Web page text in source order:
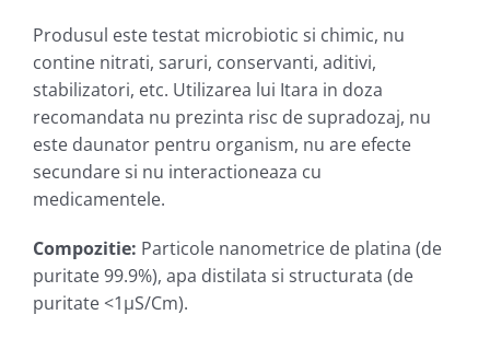
Produsul este testat microbiotic si chimic, nu
contine nitrati, saruri, conservanti, aditivi,
stabilizatori, etc. Utilizarea lui Itara in doza
recomandata nu prezinta risc de supradozaj, nu
este daunator pentru organism, nu are efecte
secundare si nu interactioneaza cu
medicamentele.
Compozitie: Particole nanometrice de platina (de
puritate 99.9%), apa distilata si structurata (de
puritate <1µS/Cm).